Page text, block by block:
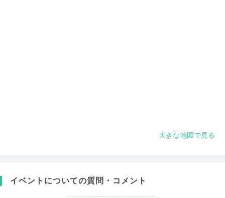
大きな地図で見る
イベントについての質問・コメント